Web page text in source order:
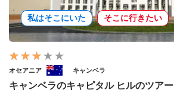
私はそこにいた そこに行きたい
オセアニア キャンベラ
キャンベラのキャピタル ヒルのツアー